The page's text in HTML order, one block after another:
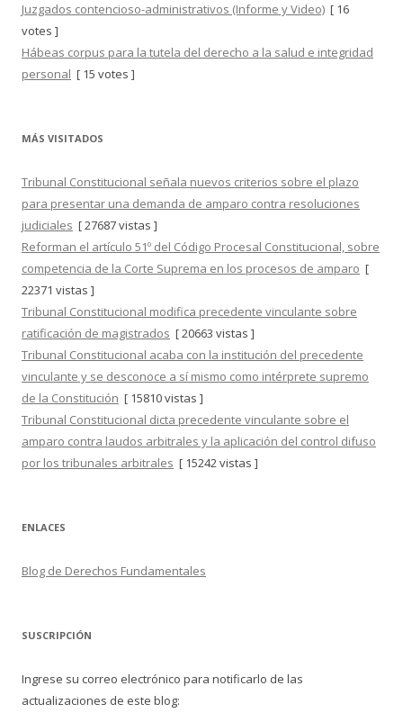
Juzgados contencioso-administrativos (Informe y Video) [ 16
votes ]
Hábeas corpus para la tutela del derecho a la salud e integridad
personal [ 15 votes ]
MÁS VISITADOS
Tribunal Constitucional señala nuevos criterios sobre el plazo
para presentar una demanda de amparo contra resoluciones
judiciales [ 27687 vistas ]
Reforman el artículo 51º del Código Procesal Constitucional, sobre
competencia de la Corte Suprema en los procesos de amparo [
22371 vistas ]
Tribunal Constitucional modifica precedente vinculante sobre
ratificación de magistrados [ 20663 vistas ]
Tribunal Constitucional acaba con la institución del precedente
vinculante y se desconoce a sí mismo como intérprete supremo
de la Constitución [ 15810 vistas ]
Tribunal Constitucional dicta precedente vinculante sobre el
amparo contra laudos arbitrales y la aplicación del control difuso
por los tribunales arbitrales [ 15242 vistas ]
ENLACES
Blog de Derechos Fundamentales
SUSCRIPCIÓN
Ingrese su correo electrónico para notificarlo de las
actualizaciones de este blog: